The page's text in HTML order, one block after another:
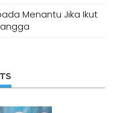
Menantu Jika Ikut